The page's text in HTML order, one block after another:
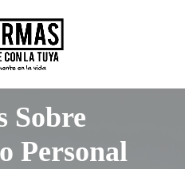
Sobre
Personal